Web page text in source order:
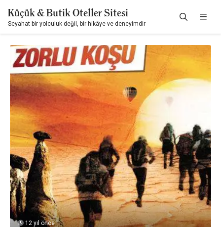
Küçük & Butik Oteller Sitesi
Seyahat bir yolculuk değil, bir hikâye ve deneyimdir
12 yıl önce